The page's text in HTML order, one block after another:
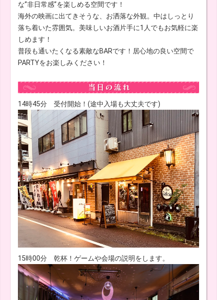
な”非日常感”を楽しめる空間です！
海外の映画に出てきそうな、お洒落な外観。中はしっとり
落ち着いた雰囲気。美味しいお酒片手に1人でもお気軽に楽
しめます！
普段も通いたくなる素敵なBARです！居心地の良い空間で
PARTYをお楽しみください！
14時45分 受付開始！(途中入場も大丈夫です)
15時00分 乾杯！ゲームや会場の説明をします。